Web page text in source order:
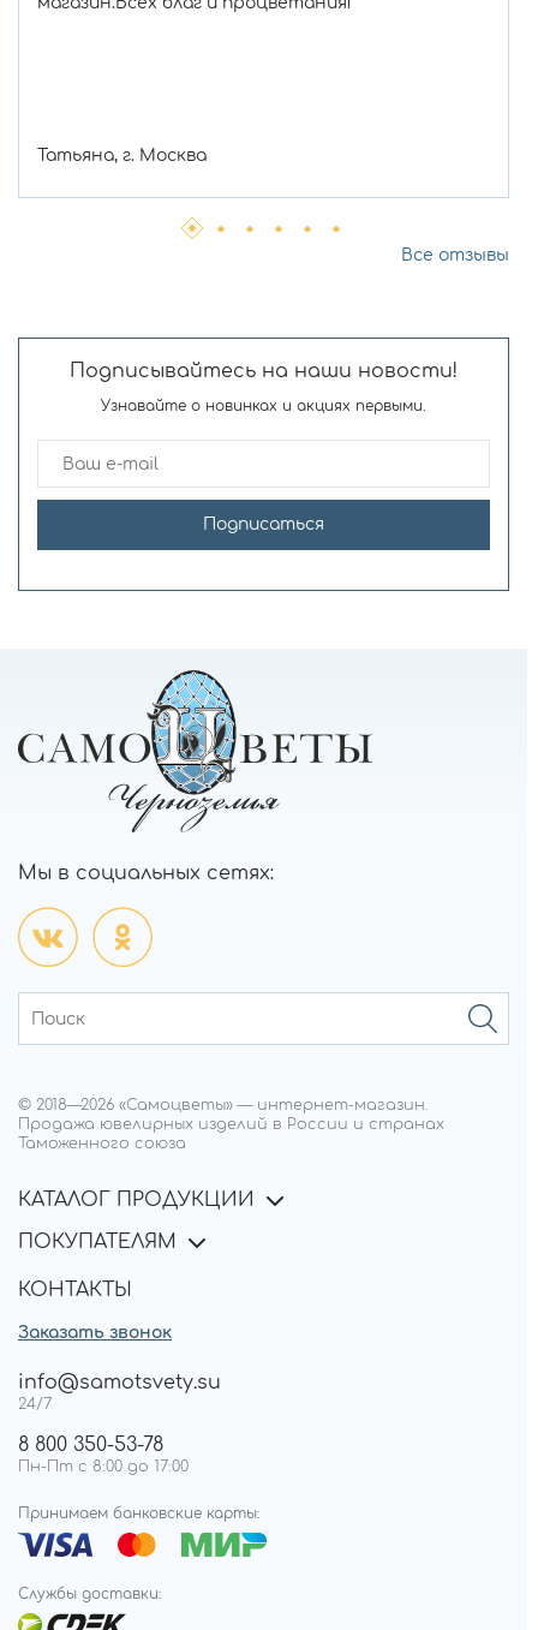
Татьяна, г. Москва
Все отзывы
Подписывайтесь на наши новости!
Узнавайте о новинках и акциях первыми.
Подписаться
Мы в социальных сетях:
© 2018—2026 «Самоцветы» — интернет-магазин.
Продажа ювелирных изделий в России и странах
Таможенного союза
КАТАЛОГ ПРОДУКЦИИ
ПОКУПАТЕЛЯМ
КОНТАКТЫ
Заказать звонок
info@samotsvety.su
24/7
8 800 350-53-78
Пн-Пт с 8:00 до 17:00
Принимаем банковские карты:
Службы доставки: